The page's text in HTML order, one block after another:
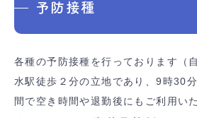
予防接種
各種の予防接種を行っております（
水駅徒歩２分の立地であり、9時30
間で空き時間や退勤後にもご利用い